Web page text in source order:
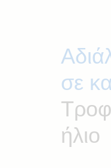
σε
ήλιο